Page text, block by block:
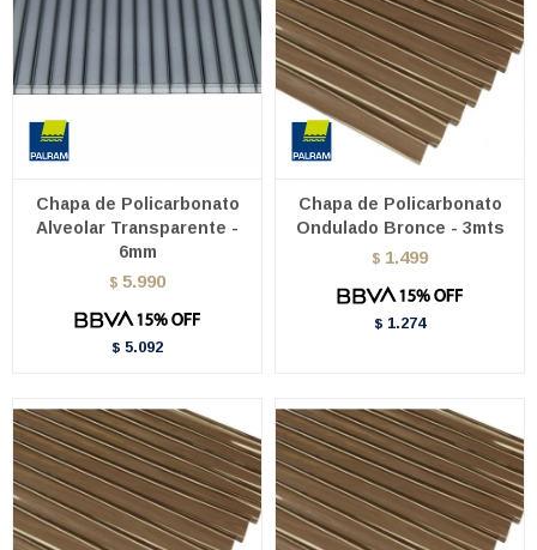
Chapa de Policarbonato
Alveolar Transparente -
6mm
$ 5.990
$ 5.092
Chapa de Policarbonato
Ondulado Bronce - 3mts
$ 1.499
$ 1.274